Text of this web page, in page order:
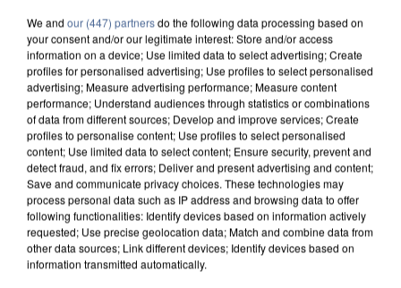
We and our (447) partnersdo the following data processing based on
your consent and/or our legitimate interest: Store and/or access
information on a device; Use limited data to select advertising; Create
profiles for personalised advertising; Use profiles to select personalised
advertising; Measure advertising performance; Measure content
performance; Understand audiences through statistics or combinations
of data from different sources; Develop and improve services; Create
profiles to personalise content; Use profiles to select personalised
content; Use limited data to select content; Ensure security, prevent and
detect fraud, and fix errors; Deliver and present advertising and content;
Save and communicate privacy choices. These technologies may
process personal data such as IP address and browsing data to offer
following functionalities: Identify devices based on information actively
requested; Use precise geolocation data; Match and combine data from
other data sources; Link different devices; Identify devices based on
information transmitted automatically.